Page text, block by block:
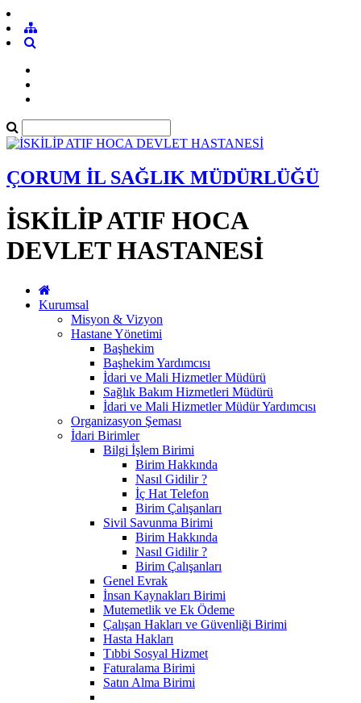
ÇORUM İL SAĞLIK MÜDÜRLÜĞÜ
İSKİLİP ATIF HOCA
DEVLET HASTANESİ
Kurumsal
Misyon & Vizyon
Hastane Yönetimi
Başhekim
Başhekim Yardımcısı
İdari ve Mali Hizmetler Müdürü
Sağlık Bakım Hizmetleri Müdürü
İdari ve Mali Hizmetler Müdür Yardımcısı
Organizasyon Şeması
İdari Birimler
Bilgi İşlem Birimi
Birim Hakkında
Nasıl Gidilir ?
İç Hat Telefon
Birim Çalışanları
Sivil Savunma Birimi
Birim Hakkında
Nasıl Gidilir ?
Birim Çalışanları
Genel Evrak
İnsan Kaynakları Birimi
Mutemetlik ve Ek Ödeme
Çalışan Hakları ve Güvenliği Birimi
Hasta Hakları
Tıbbi Sosyal Hizmet
Faturalama Birimi
Satın Alma Birimi